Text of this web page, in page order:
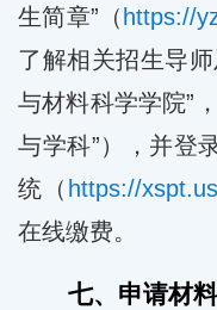
生简章”（ https://
了解相关招生导
与材料科学学院”
与学科”），并登
统（ https://
在线缴费。
七、申请材料